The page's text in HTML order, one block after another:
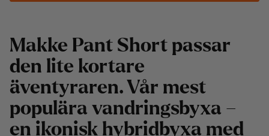
Makke Pant Short passar
den lite kortare
äventyraren. Vår mest
populära vandringsbyxa –
en ikonisk hybridbyxa med